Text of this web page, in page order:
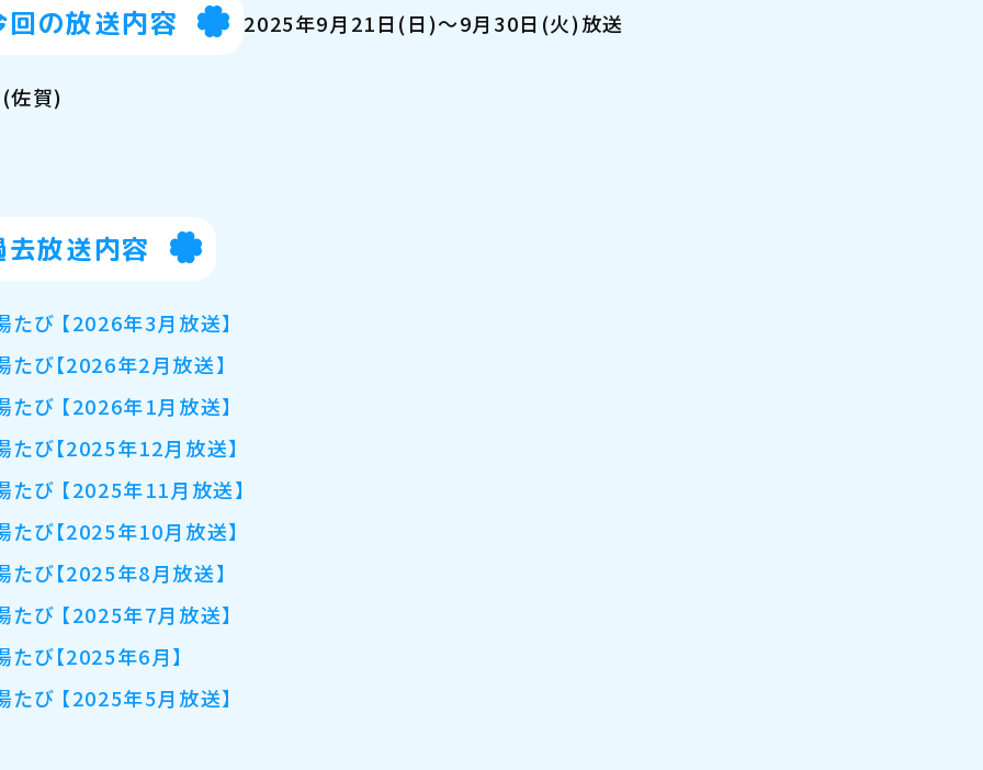
回の放送内容 2025年9月21日(日)～9月30日(火)放送
佐賀)
去放送内容
たび 【2026年3月放送】
たび【2026年2月放送】
たび 【2026年1月放送】
たび【2025年12月放送】
たび 【2025年11月放送】
たび【2025年10月放送】
たび【2025年8月放送】
たび 【2025年7月放送】
たび【2025年6月】
たび 【2025年5月放送】